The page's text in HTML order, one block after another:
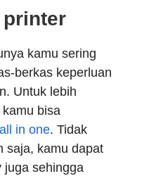
kamu sering
berkas keperluan
Untuk lebih
bisa
in one. Tidak
saja, kamu dapat
juga sehingga